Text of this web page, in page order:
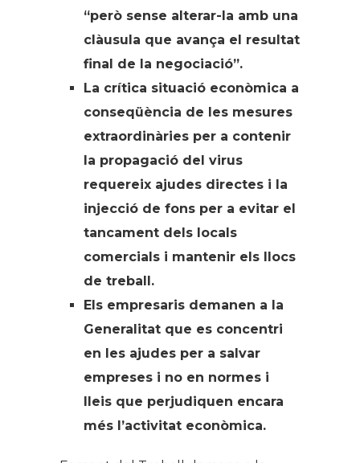
“però sense alterar-la amb una
clàusula que avança el resultat
final de la negociació”.
La crítica situació econòmica a
conseqüència de les mesures
extraordinàries per a contenir
la propagació del virus
requereix ajudes directes i la
injecció de fons per a evitar el
tancament dels locals
comercials i mantenir els llocs
de treball.
Els empresaris demanen a la
Generalitat que es concentri
en les ajudes per a salvar
empreses i no en normes i
lleis que perjudiquen encara
més l’activitat econòmica.